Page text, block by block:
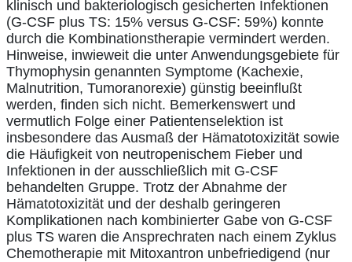
klinisch und bakteriologisch gesicherten Infektionen
(G-CSF plus TS: 15% versus G-CSF: 59%) konnte
durch die Kombinationstherapie vermindert werden.
Hinweise, inwieweit die unter Anwendungsgebiete für
Thymophysin genannten Symptome (Kachexie,
Malnutrition, Tumoranorexie) günstig beeinflußt
werden, finden sich nicht. Bemerkenswert und
vermutlich Folge einer Patientenselektion ist
insbesondere das Ausmaß der Hämatotoxizität sowie
die Häufigkeit von neutropenischem Fieber und
Infektionen in der ausschließlich mit G-CSF
behandelten Gruppe. Trotz der Abnahme der
Hämatotoxizität und der deshalb geringeren
Komplikationen nach kombinierter Gabe von G-CSF
plus TS waren die Ansprechraten nach einem Zyklus
Chemotherapie mit Mitoxantron unbefriedigend (nur